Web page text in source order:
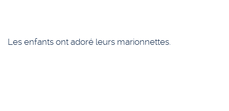
Les enfants ont adoré leurs marionnettes.